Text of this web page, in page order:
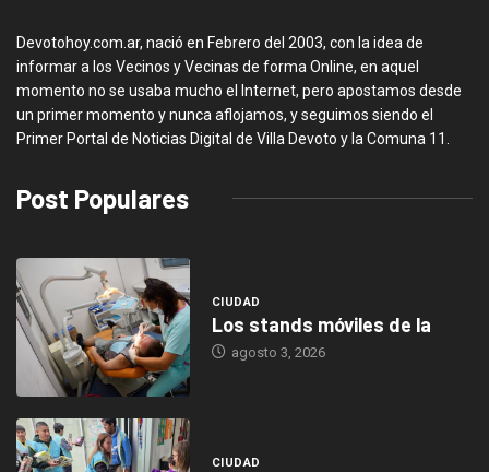
Devotohoy.com.ar, nació en Febrero del 2003, con la idea de
informar a los Vecinos y Vecinas de forma Online, en aquel
momento no se usaba mucho el Internet, pero apostamos desde
un primer momento y nunca aflojamos, y seguimos siendo el
Primer Portal de Noticias Digital de Villa Devoto y la Comuna 11.
Post Populares
CIUDAD
Los stands móviles de la
agosto 3, 2026
CIUDAD